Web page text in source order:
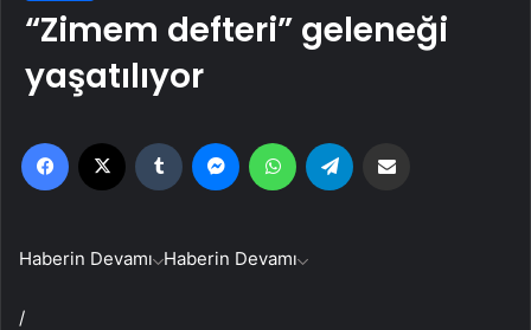
“Zimem defteri” geleneği
yaşatılıyor
Facebook Tumblr MessengerWhatsApp
Haberin Devamı Haberin Devamı
/